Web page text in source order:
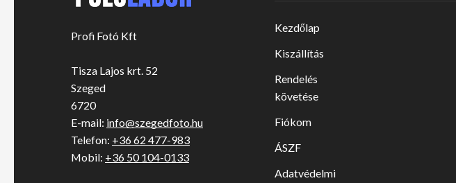
Profi Fotó Kft
Tisza Lajos krt. 52
Szeged
6720
E-mail: info@szegedfoto.hu
Telefon: +36 62 477-983
Mobil: +36 50 104-0133
Kezdőlap
Kiszállítás
Rendelés
követése
Fiókom
ÁSZF
Adatvédelmi